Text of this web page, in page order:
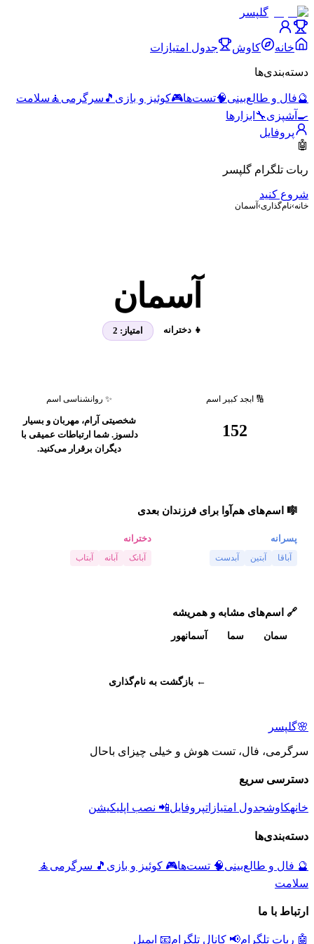
گلپسر
خانه کاوش جدول امتیازات
دسته‌بندی‌ها
🔮فال و طالع‌بینی🧠تست‌ها🎮کوئیز و بازی 🎵 سرگرمی 🧘 سلامت
🍳 آشپزی🔧 ابزارها
پروفایل
🤖
ربات تلگرام گلپسر
شروع کنید
خانه›نام‌گذاری› آسمان
آسمان
👧 دخترانه امتیاز: 2
🔢 ابجد کبیر اسم
152
✨ روانشناسی اسم
شخصیتی آرام، مهربان و بسیار
دلسوز. شما ارتباطات عمیقی با
دیگران برقرار می‌کنید.
🎼 اسم‌های هم‌آوا برای فرزندان بعدی
پسرانه
آباقا آبتین آبدست
دخترانه
آبانک آبانه آبتاب
🔗 اسم‌های مشابه و همریشه
سمان سما آسمانهور
← بازگشت به نام‌گذاری
🌸گلپسر
سرگرمی، فال، تست هوش و خیلی چیزای باحال
دسترسی سریع
خانهکاوشجدول امتیازاتپروفایل📲 نصب اپلیکیشن
دسته‌بندی‌ها
🔮 فال و طالع‌بینی🧠 تست‌ها🎮 کوئیز و بازی 🎵 سرگرمی 🧘
سلامت
ارتباط با ما
🤖 ربات تلگرام📢 کانال تلگرام📧 ایمیل